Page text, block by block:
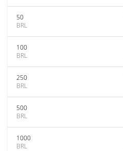
50
BRL
100
BRL
250
BRL
500
BRL
1000
BRL